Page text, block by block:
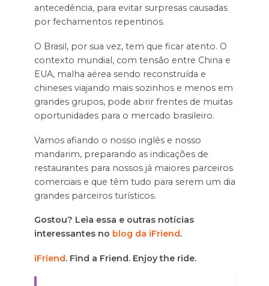
antecedência, para evitar surpresas causadas
por fechamentos repentinos.
O Brasil, por sua vez, tem que ficar atento. O
contexto mundial, com tensão entre China e
EUA, malha aérea sendo reconstruída e
chineses viajando mais sozinhos e menos em
grandes grupos, pode abrir frentes de muitas
oportunidades para o mercado brasileiro.
Vamos afiando o nosso inglês e nosso
mandarim, preparando as indicações de
restaurantes para nossos já maiores parceiros
comerciais e que têm tudo para serem um dia
grandes parceiros turísticos.
Gostou? Leia essa e outras notícias
interessantes no blog da iFriend.
iFriend. Find a Friend. Enjoy the ride.